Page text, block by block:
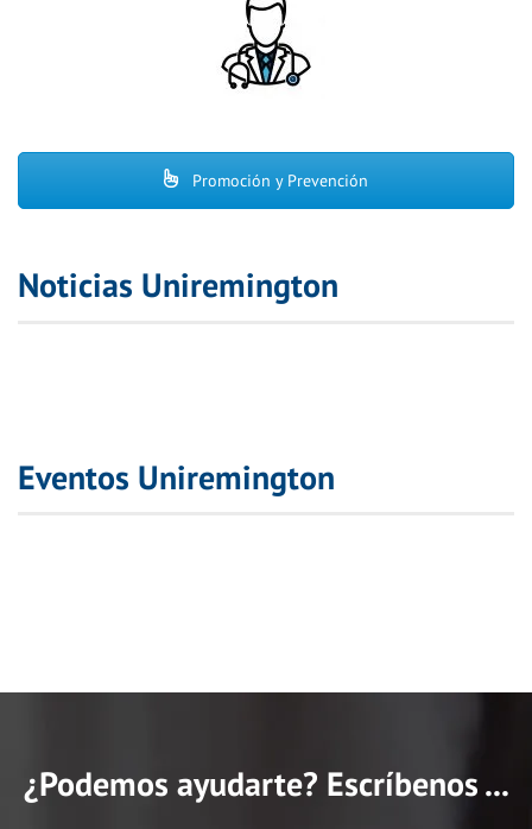
Promoción y Prevención
Noticias Uniremington
Eventos Uniremington
¿Podemos ayudarte? Escríbenos ...